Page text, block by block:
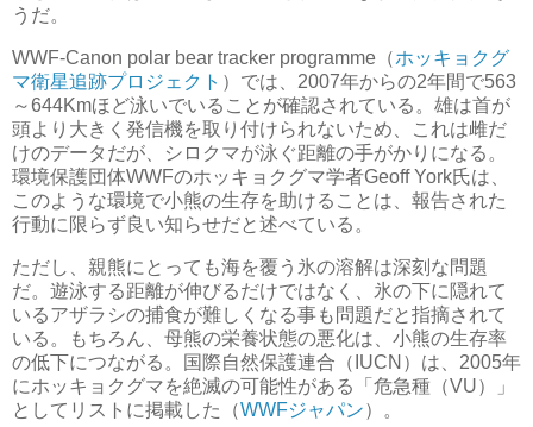
うだ。
WWF-Canon polar bear tracker programme（ホッキョクグ
マ衛星追跡プロジェクト ）では、2007年からの2年間で563
～644Kmほど泳いでいることが確認されている。雄は首が
頭より大きく発信機を取り付けられないため、これは雌だ
けのデータだが、シロクマが泳ぐ距離の手がかりになる。
環境保護団体WWFのホッキョクグマ学者Geoff York氏は、
このような環境で小熊の生存を助けることは、報告された
行動に限らず良い知らせだと述べている。
ただし、親熊にとっても海を覆う氷の溶解は深刻な問題
だ。遊泳する距離が伸びるだけではなく、氷の下に隠れて
いるアザラシの捕食が難しくなる事も問題だと指摘されて
いる。もちろん、母熊の栄養状態の悪化は、小熊の生存率
の低下につながる。国際自然保護連合（IUCN）は、2005年
にホッキョクグマを絶滅の可能性がある「危急種（VU）」
としてリストに掲載した（WWFジャパン）。